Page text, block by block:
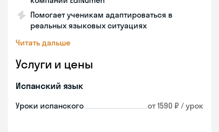
Помогает ученикам адаптироваться в
реальных языковых ситуациях
Читать дальше
Услуги и цены
Испанский язык
Уроки испанского от 1590 ₽ / урок